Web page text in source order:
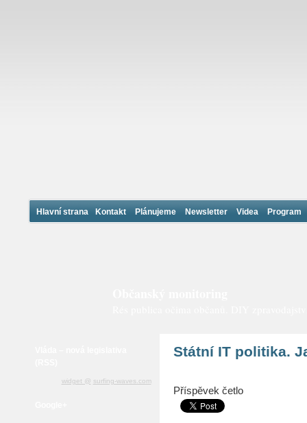
Hlavní strana Kontakt Plánujeme Newsletter Videa Program
widget @ surfing-waves.com
Státní IT politika.
Příspěvek četlo